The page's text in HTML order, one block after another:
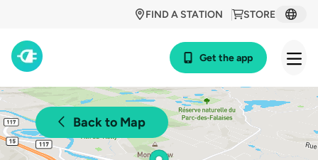
STORE
FIND A STATION
Get the app
Back to Map